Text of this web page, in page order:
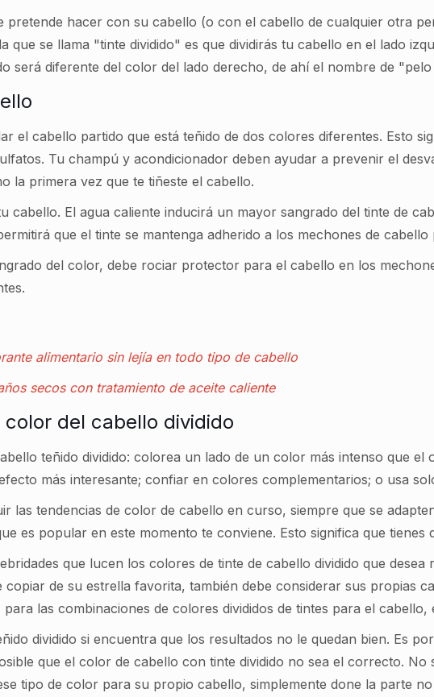
pretende hacer con su cabello (o con el cabello de cualquier otra
que se llama "tinte dividido" es que dividirás tu cabello en el lado
será diferente del color del lado derecho, de ahí el nombre de "pelo
el cabello partido que está teñido de dos colores diferentes. Esto
Tu champú y acondicionador deben ayudar a prevenir el
la primera vez que te tiñeste el cabello.
cabello. El agua caliente inducirá un mayor sangrado del tinte de
que el tinte se mantenga adherido a los mechones de cabello
del color, debe rociar protector para el cabello en los
alimentario sin lejía en todo tipo de cabello
secos con tratamiento de aceite caliente
del cabello dividido
teñido dividido: colorea un lado de un color más intenso que el
más interesante; confiar en colores complementarios; o usa
las tendencias de color de cabello en curso, siempre que se
es popular en este momento te conviene. Esto significa que tienes
que lucen los colores de tinte de cabello dividido que
copiar de su estrella favorita, también debe considerar sus propias
las combinaciones de colores divididos de tintes para el cabello,
dividido si encuentra que los resultados no le quedan bien. Es
que el color de cabello con tinte dividido no sea el correcto. No
tipo de color para su propio cabello, simplemente done la parte